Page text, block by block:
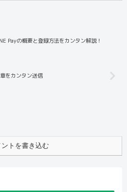
Payの概要と登録方法をカンタン解説！
をカンタン送信
ントを書き込む